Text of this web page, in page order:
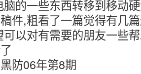
的一些东西转移到移动
件,粗看了一篇觉得有几
可以对有需要的朋友一些
防06年第8期